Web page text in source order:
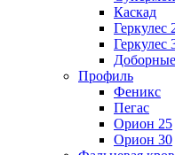
Каскад
Геркулес
Геркулес
Профиль
Феникс
Пегас
Орион 25
Орион 30